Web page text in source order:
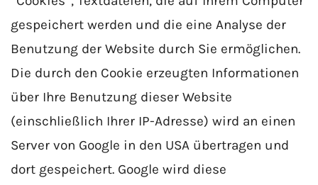
gespeichert werden und die eine Analyse der
Benutzung der Website durch Sie ermöglichen.
Die durch den Cookie erzeugten Informationen
über Ihre Benutzung dieser Website
(einschließlich Ihrer IP-Adresse) wird an einen
Server von Google in den USA übertragen und
dort gespeichert. Google wird diese